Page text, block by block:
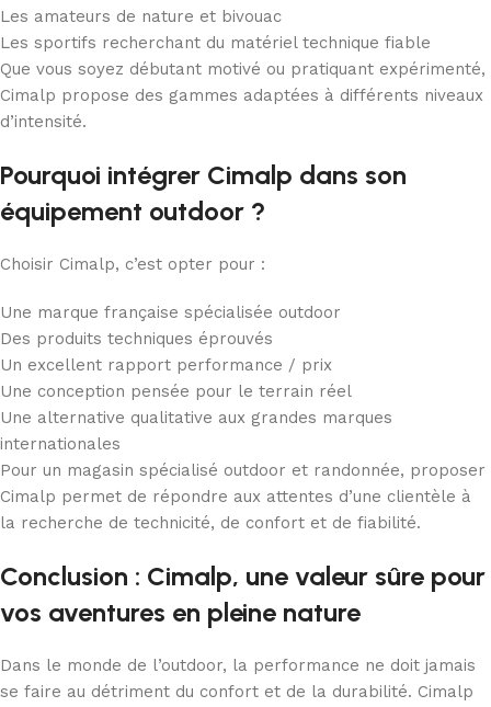
Les amateurs de nature et bivouac
Les sportifs recherchant du matériel technique fiable
Que vous soyez débutant motivé ou pratiquant expérimenté,
Cimalp propose des gammes adaptées à différents niveaux
d’intensité.
Pourquoi intégrer Cimalp dans son
équipement outdoor ?
Choisir Cimalp, c’est opter pour :
Une marque française spécialisée outdoor
Des produits techniques éprouvés
Un excellent rapport performance / prix
Une conception pensée pour le terrain réel
Une alternative qualitative aux grandes marques
internationales
Pour un magasin spécialisé outdoor et randonnée, proposer
Cimalp permet de répondre aux attentes d’une clientèle à
la recherche de technicité, de confort et de fiabilité.
Conclusion : Cimalp, une valeur sûre pour
vos aventures en pleine nature
Dans le monde de l’outdoor, la performance ne doit jamais
se faire au détriment du confort et de la durabilité. Cimalp